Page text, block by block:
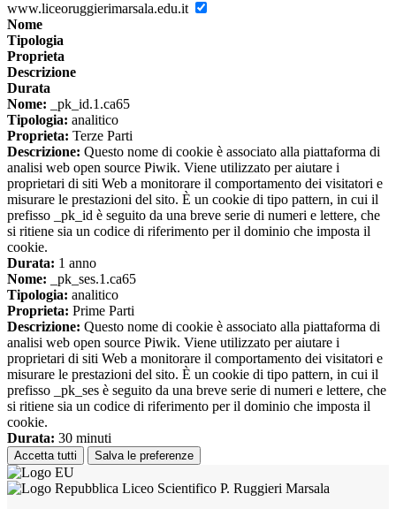
www.liceoruggierimarsala.edu.it
Nome
Tipologia
Proprieta
Descrizione
Durata
Nome: _pk_id.1.ca65
Tipologia: analitico
Proprieta: Terze Parti
Descrizione: Questo nome di cookie è associato alla piattaforma di
analisi web open source Piwik. Viene utilizzato per aiutare i
proprietari di siti Web a monitorare il comportamento dei visitatori e
misurare le prestazioni del sito. È un cookie di tipo pattern, in cui il
prefisso _pk_id è seguito da una breve serie di numeri e lettere, che
si ritiene sia un codice di riferimento per il dominio che imposta il
cookie.
Durata: 1 anno
Nome: _pk_ses.1.ca65
Tipologia: analitico
Proprieta: Prime Parti
Descrizione: Questo nome di cookie è associato alla piattaforma di
analisi web open source Piwik. Viene utilizzato per aiutare i
proprietari di siti Web a monitorare il comportamento dei visitatori e
misurare le prestazioni del sito. È un cookie di tipo pattern, in cui il
prefisso _pk_ses è seguito da una breve serie di numeri e lettere, che
si ritiene sia un codice di riferimento per il dominio che imposta il
cookie.
Durata: 30 minuti
Accetta tutti Salva le preferenze
Liceo Scientifico P. Ruggieri Marsala